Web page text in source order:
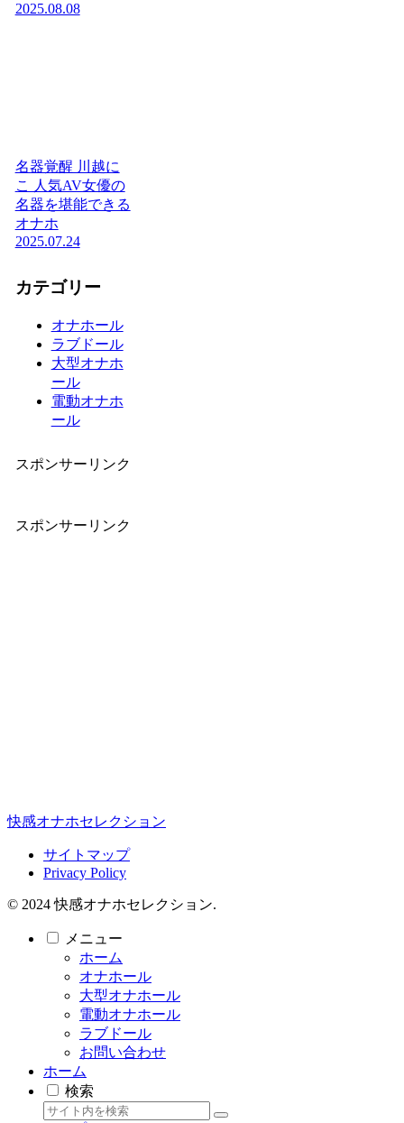
2025.08.08
名器覚醒 川越に
こ 人気AV女優の
名器を堪能できる
オナホ
2025.07.24
カテゴリー
オナホール
ラブドール
大型オナホ
ール
電動オナホ
ール
スポンサーリンク
スポンサーリンク
快感オナホセレクション
サイトマップ
Privacy Policy
© 2024 快感オナホセレクション.
メニュー
ホーム
オナホール
大型オナホール
電動オナホール
ラブドール
お問い合わせ
ホーム
検索